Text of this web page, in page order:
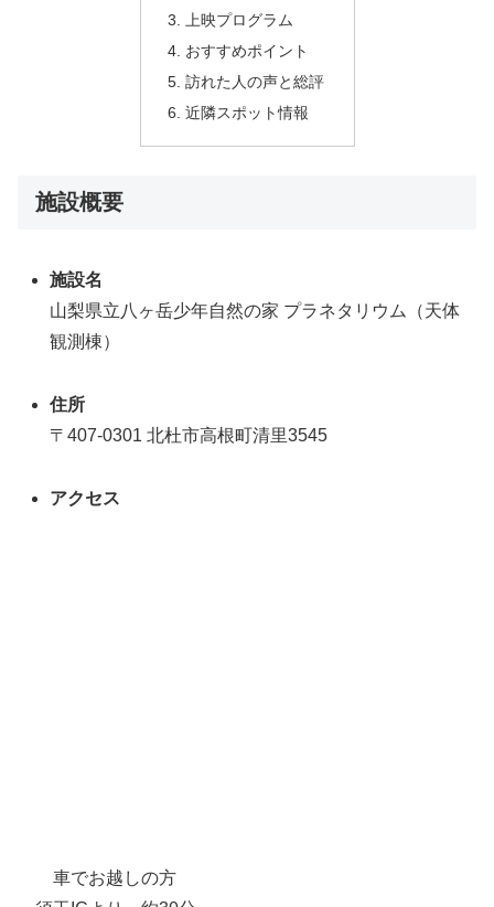
上映プログラム
おすすめポイント
訪れた人の声と総評
近隣スポット情報
施設概要
施設名
山梨県立八ヶ岳少年自然の家 プラネタリウム（天体
観測棟）
住所
〒407-0301 北杜市高根町清里3545
アクセス
車でお越しの方